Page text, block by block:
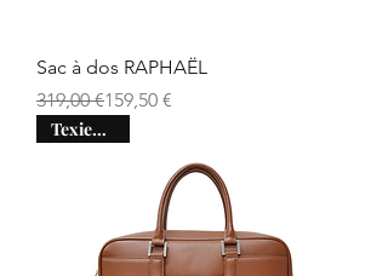
Sac à dos RAPHAËL
Prix original
319,00 €
Prix promotionnel
159,50 €
Texier days